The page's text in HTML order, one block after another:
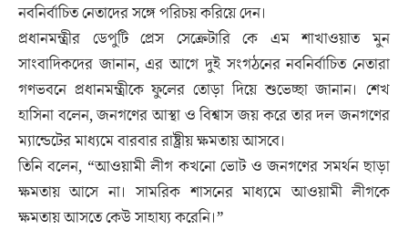
নবনির্বাচিত নেতাদের সঙ্গে পরিচয় করিয়ে দেন।
প্রধানমন্ত্রীর ডেপুটি প্রেস সেক্রেটারি কে এম শাখাওয়াত মুন
সাংবাদিকদের জানান, এর আগে দুই সংগঠনের নবনির্বাচিত নেতারা
গণভবনে প্রধানমন্ত্রীকে ফুলের তোড়া দিয়ে শুভেচ্ছা জানান। শেখ
হাসিনা বলেন, জনগণের আস্থা ও বিশ্বাস জয় করে তার দল জনগণের
ম্যান্ডেটের মাধ্যমে বারবার রাষ্ট্রীয় ক্ষমতায় আসবে।
তিনি বলেন, “আওয়ামী লীগ কখনো ভোট ও জনগণের সমর্থন ছাড়া
ক্ষমতায় আসে না। সামরিক শাসনের মাধ্যমে আওয়ামী লীগকে
ক্ষমতায় আসতে কেউ সাহায্য করেনি।”